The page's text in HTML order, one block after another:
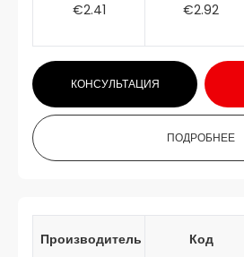
€2.41 €2.92
КОНСУЛЬТАЦИЯ
ПОДРОБНЕЕ
Производитель Код